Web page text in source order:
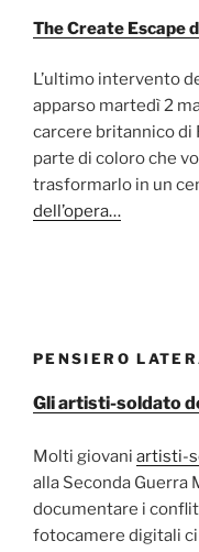
The Create Escape
L’ultimo intervento
apparso martedì 2
carcere britannico di
parte di coloro che
trasformarlo in un
dell’opera…
PENSIERO
Gli artisti-soldato
Molti giovani artisti-
alla Seconda Guerra
documentare i
fotocamere digitali